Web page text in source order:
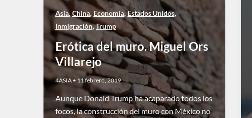
Asia, China, Economía,Estados Unidos,
Inmigración,Trump
Erótica del muro. Miguel Ors
Villarejo
4ASIA • 11 febrero, 2019
Aunque Donald Trump ha acaparado todos los
focos, la construcción del muro con México no